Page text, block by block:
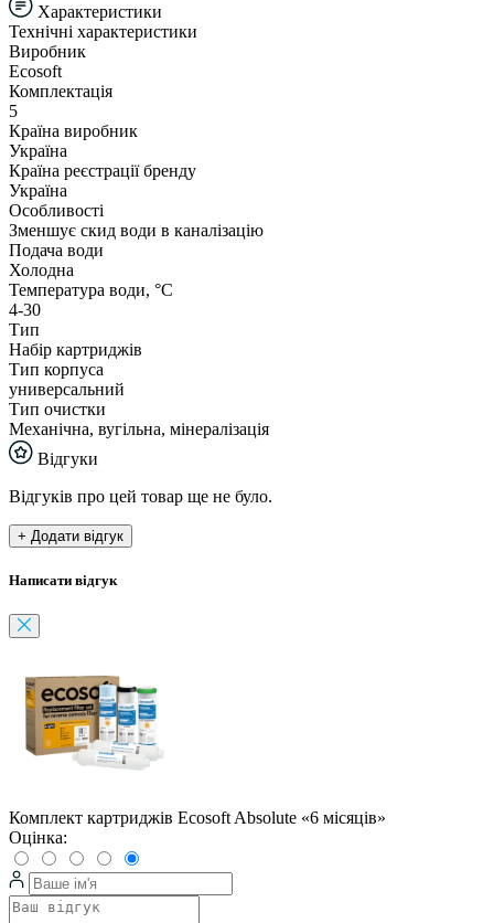
Характеристики
Технічні характеристики
Виробник
Ecosoft
Комплектація
5
Країна виробник
Україна
Країна реєстрації бренду
Україна
Особливості
Зменшує скид води в каналізацію
Подача води
Холодна
Температура води, °С
4-30
Тип
Набір картриджів
Тип корпуса
универсальний
Тип очистки
Механічна, вугільна, мінералізація
Відгуки
Відгуків про цей товар ще не було.
+ Додати відгук
Написати відгук
Комплект картриджів Ecosoft Absolute «6 місяців»
Оцінка: